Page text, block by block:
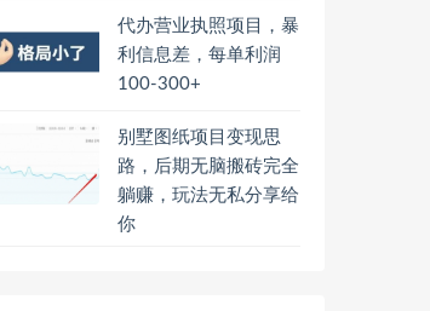
代办营业执照项目，暴
利信息差，每单利润
100-300+
别墅图纸项目变现思
路，后期无脑搬砖完全
躺赚，玩法无私分享给
你